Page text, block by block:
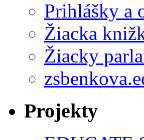
Prihlášky a
Žiacka
Žiacky
Projekty